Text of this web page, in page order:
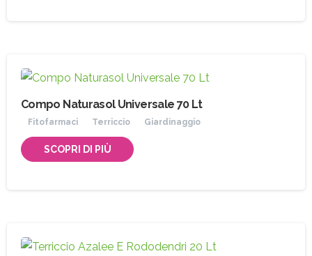
Compo Naturasol Universale 70 Lt
Fitofarmaci Terriccio Giardinaggio
SCOPRI DI PIÙ